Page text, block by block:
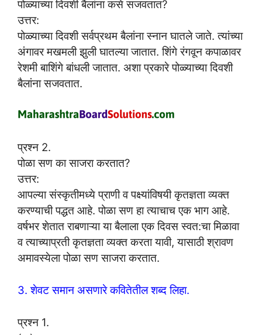
पोळ्याच्या दिवशी बैलांना कसे सजवतात?
उत्तर:
पोळ्याच्या दिवशी सर्वप्रथम बैलांना स्नान घातले जाते. त्यांच्या
अंगावर मखमली झुली घातल्या जातात. शिंगे रंगवून कपाळावर
रेशमी बाशिंगे बांधली जातात. अशा प्रकारे पोळ्याच्या दिवशी
बैलांना सजवतात.
प्रश्न 2.
पोळा सण का साजरा करतात?
उत्तर:
आपल्या संस्कृतीमध्ये प्राणी व पक्ष्यांविषयी कृतज्ञता व्यक्त
करण्याची पद्धत आहे. पोळा सण हा त्याचाच एक भाग आहे.
वर्षभर शेतात राबणाऱ्या या बैलाला एक दिवस स्वत:चा मिळावा
व त्याच्याप्रती कृतज्ञता व्यक्त करता यावी, यासाठी श्रावण
अमावस्येला पोळा सण साजरा करतात.
3. शेवट समान असणारे कवितेतील शब्द लिहा.
प्रश्न 1.